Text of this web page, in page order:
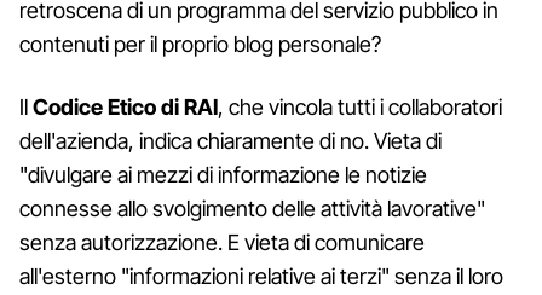
retroscena di un programma del servizio pubblico in
contenuti per il proprio blog personale?
IlCodice Etico di RAI, che vincola tutti i collaboratori
dell'azienda, indica chiaramente di no. Vieta di
"divulgare ai mezzi di informazione le notizie
connesse allo svolgimento delle attività lavorative"
senza autorizzazione. E vieta di comunicare
all'esterno "informazioni relative ai terzi" senza il loro